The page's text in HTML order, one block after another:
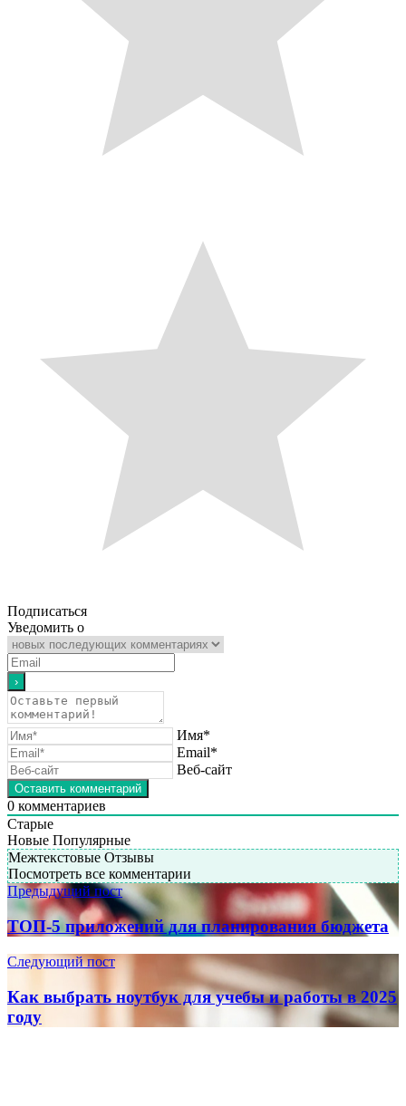
Подписаться
Уведомить о
Имя*
Email*
Веб-сайт
0 комментариев
Старые
Новые Популярные
Межтекстовые Отзывы
Посмотреть все комментарии
Предыдущий пост
ТОП-5 приложений для планирования бюджета
Следующий пост
Как выбрать ноутбук для учебы и работы в 2025
году